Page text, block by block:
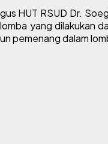
HUT RSUD Dr.
yang dilakukan
pemenang dalam